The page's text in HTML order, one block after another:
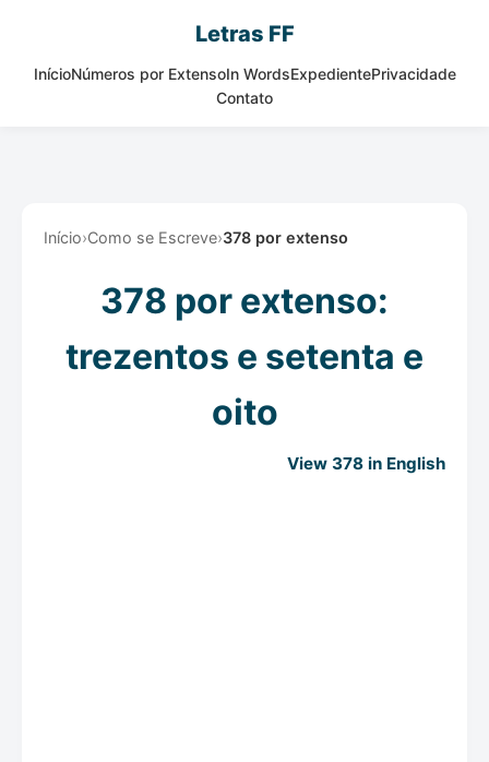
Letras FF
InícioNúmeros por ExtensoIn WordsExpedientePrivacidade
Contato
Início›Como se Escreve›378 por extenso
378 por extenso:
trezentos e setenta e
oito
View 378 in English